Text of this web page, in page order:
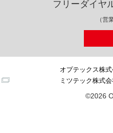
フリーダイヤ
（営
オプテックス株
ミツテック株式
©2026